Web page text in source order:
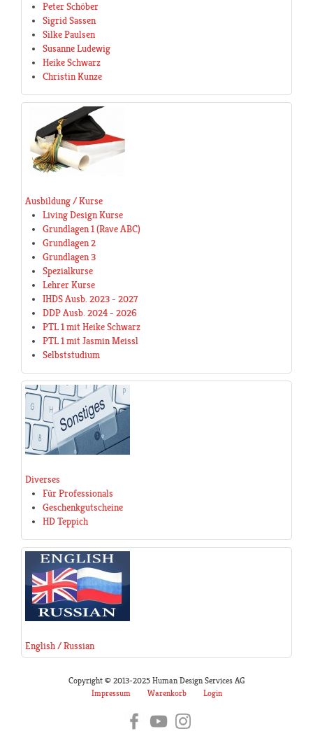
Peter Schöber
Sigrid Sassen
Silke Paulsen
Susanne Ludewig
Heike Schwarz
Christin Kunze
Ausbildung / Kurse
Living Design Kurse
Grundlagen 1 (Rave ABC)
Grundlagen 2
Grundlagen 3
Spezialkurse
Lehrer Kurse
IHDS Ausb. 2023 - 2027
DDP Ausb. 2024 - 2026
PTL 1 mit Heike Schwarz
PTL 1 mit Jasmin Meissl
Selbststudium
Diverses
Für Professionals
Geschenkgutscheine
HD Teppich
English / Russian
Copyright © 2013-2025 Human Design Services AG
Impressum
Warenkorb Login